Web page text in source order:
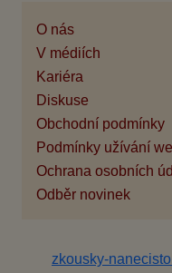
O nás
V médiích
Kariéra
Diskuse
Obchodní podmínky
Podmínky užívání
Ochrana osobních
Odběr novinek
zkousky-